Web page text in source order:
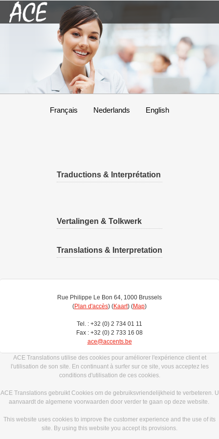
Français Nederlands English
Traductions & Interprétation
Vertalingen & Tolkwerk
Translations & Interpretation
Rue Philippe Le Bon 64, 1000 Brussels
(Plan d'accès) (Kaart) (Map)
Tel. : +32 (0) 2 734 01 11
Fax : +32 (0) 2 733 16 08
ace@accents.be
ACE Translations utilise des cookies pour améliorer l'expérience client et
l'utilisation de son site. En continuant à surfer sur ce site, vous acceptez les
conditions d'utilisation de ces cookies.
ACE Translations gebruikt Cookies om de gebruiksvriendelijkheid te verbeteren. U
aanvaardt de algemene voorwaarden door verder te gaan op deze website.
This website uses cookies to improve the customer experience and the use of its
site. By using this website you accept its provisions.